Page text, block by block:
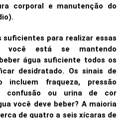
corporal e manutenção do
suficientes para realizar essas
você está se mantendo
água suficiente todos os
desidratado. Os sinais de
incluem fraqueza, pressão
confusão ou urina de cor
você deve beber? A maioria
de quatro a seis xícaras de